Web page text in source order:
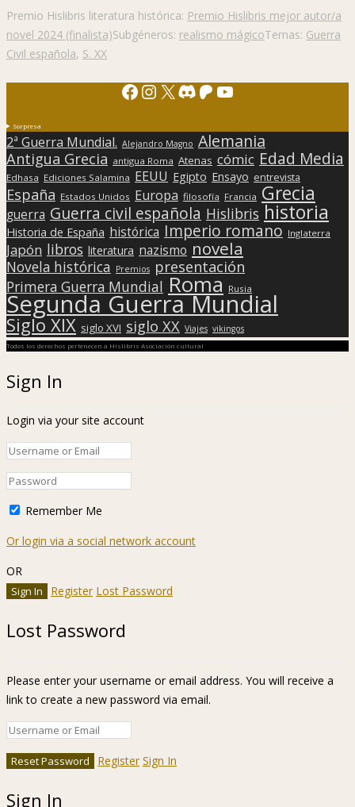
Premio Hislibris literatura histórica: Premio Hislibris mejor autor/a
novel 2024 (finalista)Subgéneros: realismo mágicoTemas: Guerra
Civil española, S. XX
Facebook
Instagram
X Discord
Patreon
YouTube
Sorpresa
2ª Guerra Mundial. Alejandro Magno Alemania
Antigua Grecia antigua Roma Atenas cómic Edad Media
Edhasa Ediciones Salamina EEUU Egipto Ensayo entrevista
España Estados Unidos Europa filosofía Francia Grecia
guerra Guerra civil española Hislibris historia
Historia de España histórica Imperio romano Inglaterra
Japón libros literatura nazismo novela
Novela histórica Premios presentación
Primera Guerra Mundial Roma Rusia
Segunda Guerra Mundial
Siglo XIX siglo XVI siglo XX Viajes vikingos
Todos los derechos pertenecen a Hislibris Asociación cultural
Sign In
Login via your site account
Remember Me
Or login via a social network account
OR
Register Lost Password
Lost Password
Please enter your username or email address. You will receive a
link to create a new password via email.
Register Sign In
Sign In